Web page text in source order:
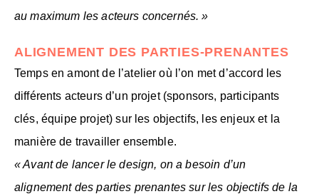
au maximum les acteurs concernés. »
ALIGNEMENT DES PARTIES-PRENANTES
Temps en amont de l’atelier où l’on met d’accord les
différents acteurs d’un projet (sponsors, participants
clés, équipe projet) sur les objectifs, les enjeux et la
manière de travailler ensemble.
« Avant de lancer le design, on a besoin d’un
alignement des parties prenantes sur les objectifs de la